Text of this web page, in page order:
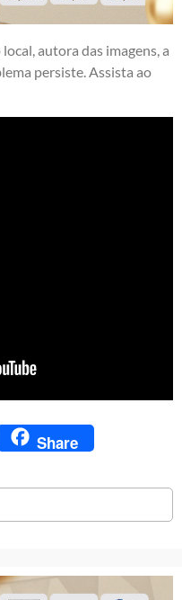
autora das imagens, a
persiste. Assista ao
Share